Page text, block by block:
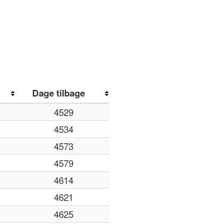
Dage tilbage
4529
4534
4573
4579
4614
4621
4625